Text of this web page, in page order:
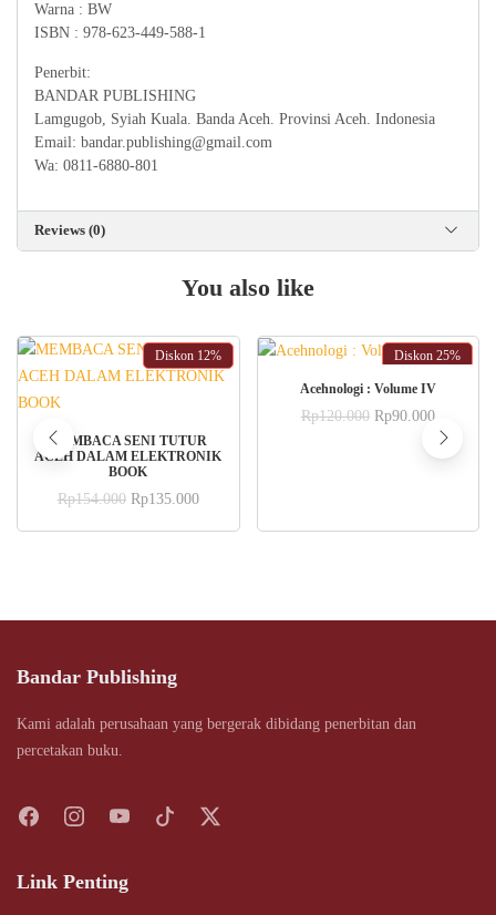
Warna : BW
ISBN : 978-623-449-588-1
Penerbit:
BANDAR PUBLISHING
Lamgugob, Syiah Kuala. Banda Aceh. Provinsi Aceh. Indonesia
Email: bandar.publishing@gmail.com
Wa: 0811-6880-801
Reviews (0)
You also like
Diskon 12%
MEMBACA SENI TUTUR
ACEH DALAM ELEKTRONIK
BOOK
Rp154.000 Original
was:
Rp135.000Current
is:
Diskon 25%
Acehnologi : Volume IV
Rp120.000 Original
Rp90.000Current
price
is:
Bandar Publishing
Kami adalah perusahaan yang bergerak dibidang penerbitan dan
percetakan buku.
Link Penting